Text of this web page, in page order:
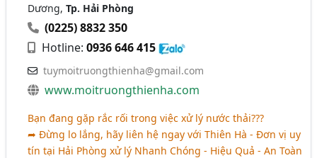
Dương,Tp. Hải Phòng
(0225) 8832 350
Hotline:0936 646 415
tuymoitruongthienha@gmail.com
www.moitruongthienha.com
Bạn đang gặp rắc rối trong việc xử lý nước thải???
➦ Đừng lo lắng, hãy liên hệ ngay với Thiên Hà - Đơn vị uy
tín tại Hải Phòng xử lý Nhanh Chóng - Hiệu Quả - An Toàn